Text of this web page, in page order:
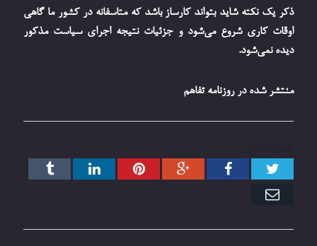
ذکر یک نکته شاید بتواند کارساز باشد که متاسفانه در کشور ما گاهی
اوقات کاری شروع می‌شود و جزئیات نتیجه اجرای سیاست مذکور
دیده نمی‌شود.
منتشر شده در روزنامه تفاهم
گوگل+ پینترستارتباط Tumblr
ایمیل